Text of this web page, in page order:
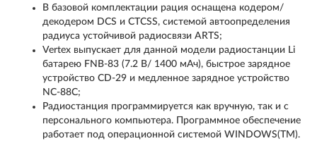
В базовой комплектации рация оснащена кодером/
декодером DCS и CTCSS, системой автоопределения
радиуса устойчивой радиосвязи ARTS;
Vertex выпускает для данной модели радиостанции Li
батарею FNB-83 (7.2 В/ 1400 мАч), быстрое зарядное
устройство CD-29 и медленное зарядное устройство
NC-88C;
Радиостанция программируется как вручную, так и с
персонального компьютера. Программное обеспечение
работает под операционной системой WINDOWS(TM).